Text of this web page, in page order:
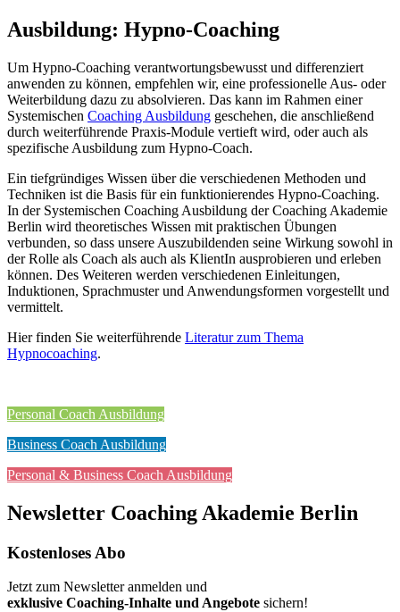
Ausbildung: Hypno-Coaching
Um Hypno-Coaching verantwortungsbewusst und differenziert
anwenden zu können, empfehlen wir, eine professionelle Aus- oder
Weiterbildung dazu zu absolvieren. Das kann im Rahmen einer
Systemischen Coaching Ausbildung geschehen, die anschließend
durch weiterführende Praxis-Module vertieft wird, oder auch als
spezifische Ausbildung zum Hypno-Coach.
Ein tiefgründiges Wissen über die verschiedenen Methoden und
Techniken ist die Basis für ein funktionierendes Hypno-Coaching.
In der Systemischen Coaching Ausbildung der Coaching Akademie
Berlin wird theoretisches Wissen mit praktischen Übungen
verbunden, so dass unsere Auszubildenden seine Wirkung sowohl in
der Rolle als Coach als auch als KlientIn ausprobieren und erleben
können. Des Weiteren werden verschiedenen Einleitungen,
Induktionen, Sprachmuster und Anwendungsformen vorgestellt und
vermittelt.
Hier finden Sie weiterführende Literatur zum Thema
Hypnocoaching.
Personal Coach Ausbildung
Business Coach Ausbildung
Personal & Business Coach Ausbildung
Newsletter Coaching Akademie Berlin
Kostenloses Abo
Jetzt zum Newsletter anmelden und
exklusive Coaching-Inhalte und Angebote sichern!